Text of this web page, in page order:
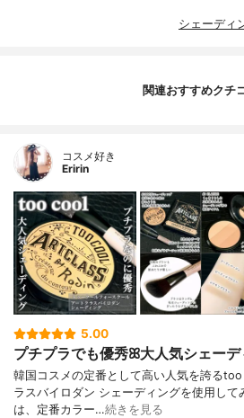
シェーディ
関連おすすめクチ
コスメ好き
Eririn
5.00
プチプラでも優秀ꕤ大人気シェーデ
韓国コスメの定番として高い人気を誇る
ラスバイロダン シェーディングを使用して
は、定番カラー…続きを見る